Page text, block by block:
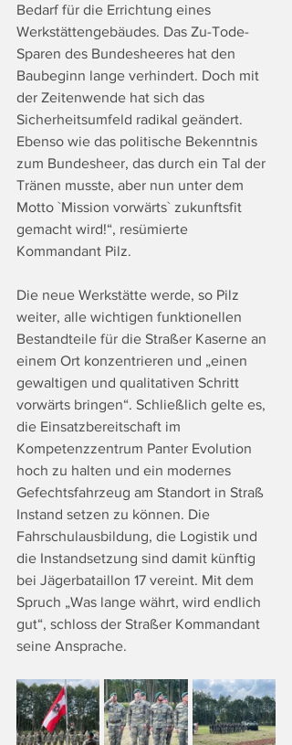
Bedarf für die Errichtung eines
Werkstättengebäudes. Das Zu-Tode-
Sparen des Bundesheeres hat den
Baubeginn lange verhindert. Doch mit
der Zeitenwende hat sich das
Sicherheitsumfeld radikal geändert.
Ebenso wie das politische Bekenntnis
zum Bundesheer, das durch ein Tal der
Tränen musste, aber nun unter dem
Motto `Mission vorwärts` zukunftsfit
gemacht wird!“, resümierte
Kommandant Pilz.
Die neue Werkstätte werde, so Pilz
weiter, alle wichtigen funktionellen
Bestandteile für die Straßer Kaserne an
einem Ort konzentrieren und „einen
gewaltigen und qualitativen Schritt
vorwärts bringen“. Schließlich gelte es,
die Einsatzbereitschaft im
Kompetenzzentrum Panter Evolution
hoch zu halten und ein modernes
Gefechtsfahrzeug am Standort in Straß
Instand setzen zu können. Die
Fahrschulausbildung, die Logistik und
die Instandsetzung sind damit künftig
bei Jägerbataillon 17 vereint. Mit dem
Spruch „Was lange währt, wird endlich
gut“, schloss der Straßer Kommandant
seine Ansprache.